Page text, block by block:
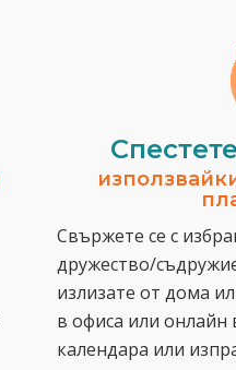
Свържете се с
дружество/
излизате от дома
в офиса или
календара или